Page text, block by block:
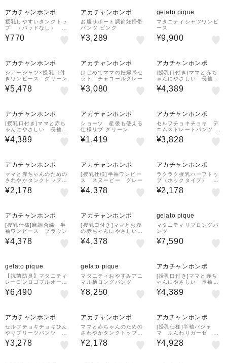
アカチャンホンポ
授乳しやすいタンクトッ
プ （パッドなし） ホ
ワイト
¥770
アカチャンホンポ
お腹サポート調節妊婦帯
パンツ ピンク
¥3,289
gelato pique
マタニティシャツワンピ
ース
¥9,900
アカチャンホンポ
シアーシャツ×授乳口付
きワンピース グリーン
¥5,478
アカチャンホンポ
はじめてママの妊婦帯セ
ット チャコールグレー
¥3,080
アカチャンホンポ
[授乳口付き]ママと赤ち
ゃんにやさしい 長袖パ
ジャマ 無地 ネイビー
¥4,389
アカチャンホンポ
[授乳口付き]ママと赤ち
ゃんにやさしい 長袖パ
ジャマ 無地 ピンク
¥4,389
アカチャンホンポ
ショーツ 産後も使える
仕様リブ グリーン
¥1,419
アカチャンホンポ
セルフチョキチョキ デ
ニムストレートパンツ ネ
イビー
¥3,828
アカチャンホンポ
ママと赤ちゃんのための
さわやかタンクトップ
オフホワイト
¥2,178
アカチャンホンポ
[授乳仕様]半袖ワンピー
ス スヌーピー グレー
¥4,378
アカチャンホンポ
ラクラク授乳ハーフトッ
プ（ホックタイプ） ブ
ラック
¥2,178
アカチャンホンポ
[授乳仕様]麻調合繊 半
袖ワンピース ブラウン
¥4,378
アカチャンホンポ
[授乳口付き]ママとお腹
の赤ちゃんにやさしい半
袖パジャマ 無地 ネイ
ビー
¥4,378
gelato pique
マタニティリブロングパ
ンツ
¥7,590
gelato pique
【抗菌防臭】マタニティ
レーヨンロゴプルオーバ
ー
¥6,490
gelato pique
マタニティおやすみアニ
マル柄ロングパンツ
¥8,250
アカチャンホンポ
[授乳口付き]ママと赤ち
ゃんにやさしい 長袖パ
ジャマ ハート ピンク
¥4,389
アカチャンホンポ
セルフチョキチョキひん
やりプリーツパンツ グ
レー
¥3,278
アカチャンホンポ
ママと赤ちゃんのための
さわやかタンクトップ
ブラック
¥2,178
アカチャンホンポ
[授乳仕様]半袖パジャ
マ ふんわりガーゼ サ
ックス
¥4,928